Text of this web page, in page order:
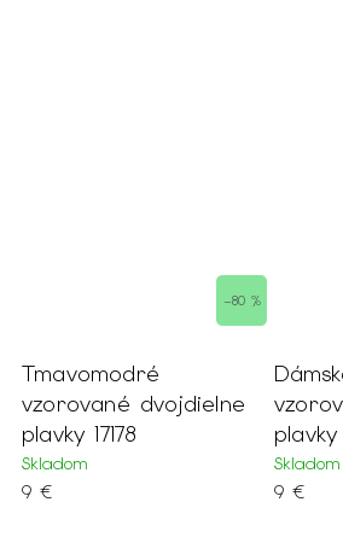
–80 %
Tmavomodré
vzorované dvojdielne
plavky 17178
Skladom
9 €
plavky
Skladom
9 €